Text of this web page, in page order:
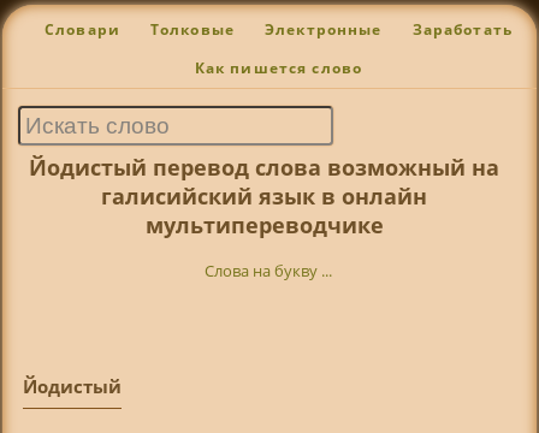
Словари Толковые Электронные Заработать
Как пишется слово
Йодистый перевод слова возможный на
галисийский язык в онлайн
мультипереводчике
Слова на букву ...
Йодистый